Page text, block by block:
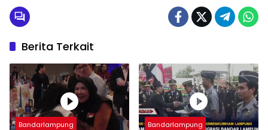
Berita Terkait
Bandarlampung Bandarlampung